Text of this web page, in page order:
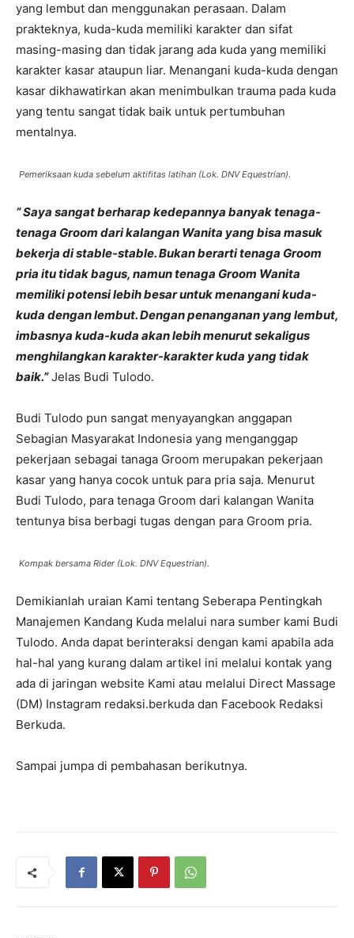
yang lembut dan menggunakan perasaan. Dalam
prakteknya, kuda-kuda memiliki karakter dan sifat
masing-masing dan tidak jarang ada kuda yang memiliki
karakter kasar ataupun liar. Menangani kuda-kuda dengan
kasar dikhawatirkan akan menimbulkan trauma pada kuda
yang tentu sangat tidak baik untuk pertumbuhan
mentalnya.
Pemeriksaan kuda sebelum aktifitas latihan (Lok. DNV Equestrian).
“ Saya sangat berharap kedepannya banyak tenaga-
tenaga Groom dari kalangan Wanita yang bisa masuk
bekerja di stable-stable. Bukan berarti tenaga Groom
pria itu tidak bagus, namun tenaga Groom Wanita
memiliki potensi lebih besar untuk menangani kuda-
kuda dengan lembut. Dengan penanganan yang lembut,
imbasnya kuda-kuda akan lebih menurut sekaligus
menghilangkan karakter-karakter kuda yang tidak
baik.”Jelas Budi Tulodo.
Budi Tulodo pun sangat menyayangkan anggapan
Sebagian Masyarakat Indonesia yang menganggap
pekerjaan sebagai tanaga Groom merupakan pekerjaan
kasar yang hanya cocok untuk para pria saja. Menurut
Budi Tulodo, para tenaga Groom dari kalangan Wanita
tentunya bisa berbagi tugas dengan para Groom pria.
Kompak bersama Rider (Lok. DNV Equestrian).
Demikianlah uraian Kami tentang Seberapa Pentingkah
Manajemen Kandang Kuda melalui nara sumber kami Budi
Tulodo. Anda dapat berinteraksi dengan kami apabila ada
hal-hal yang kurang dalam artikel ini melalui kontak yang
ada di jaringan website Kami atau melalui Direct Massage
(DM) Instagram redaksi.berkuda dan Facebook Redaksi
Berkuda.
Sampai jumpa di pembahasan berikutnya.